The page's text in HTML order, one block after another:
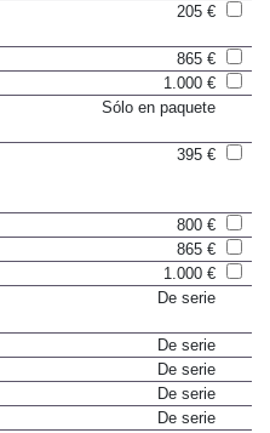
205 €
865 €
1.000 €
Sólo en paquete
395 €
800 €
865 €
1.000 €
De serie
De serie
De serie
De serie
De serie